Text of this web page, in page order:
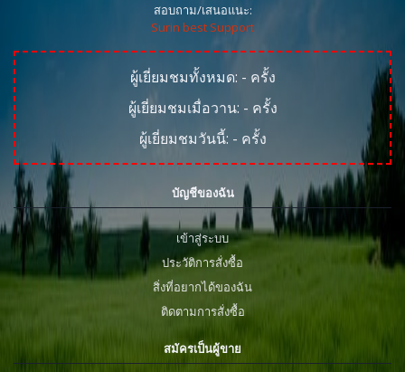
สอบถาม/เสนอแนะ:
Surin best Support
ผู้เยี่ยมชมทั้งหมด: - ครั้ง
ผู้เยี่ยมชมเมื่อวาน: - ครั้ง
ผู้เยี่ยมชมวันนี้: - ครั้ง
บัญชีของฉัน
เข้าสู่ระบบ
ประวัติการสั่งซื้อ
สิ่งที่อยากได้ของฉัน
ติดตามการสั่งซื้อ
สมัครเป็นผู้ขาย